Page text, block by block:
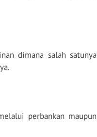
dimana salah satunya
perbankan maupun